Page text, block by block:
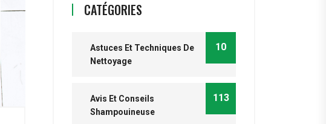
CATÉGORIES
Astuces Et Techniques De
Nettoyage
10
Avis Et Conseils
Shampouineuse
113